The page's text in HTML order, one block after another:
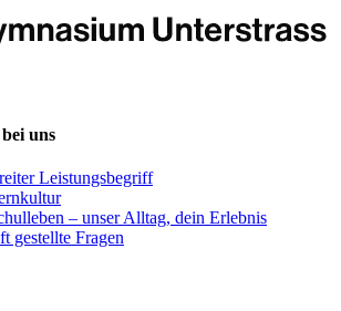
uns
Leistungsbegriff
– unser Alltag, dein Erlebnis
gestellte Fragen